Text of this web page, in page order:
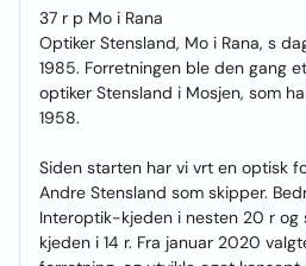
37 r p Mo i Rana
Optiker Stensland, Mo i Rana, s
1985. Forretningen ble den gang
optiker Stensland i Mosjen, som
1958.
Siden starten har vi vrt en optisk
Andre Stensland som skipper.
Interoptik-kjeden i nesten 20 r og
kjeden i 14 r. Fra januar 2020